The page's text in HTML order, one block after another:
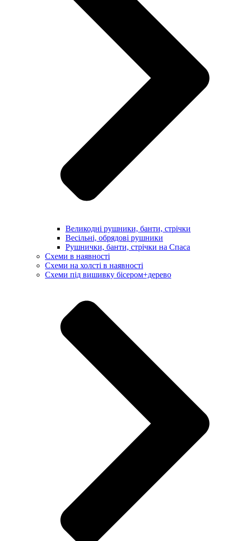
Великодні рушники, банти, стрічки
Весільні, обрядові рушники
Рушнички, банти, стрічки на Спаса
Схеми в наявності
Схеми на холсті в наявності
Схеми під вишивку бісером+дерево